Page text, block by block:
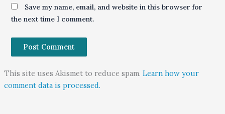
Save my name, email, and website in this browser for
the next time I comment.
This site uses Akismet to reduce spam. Learn how your
comment data is processed.